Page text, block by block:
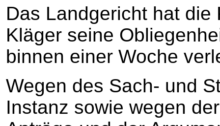
Das Landgericht hat
Kläger seine
binnen einer Woche
Wegen des Sach- und
Instanz sowie wegen